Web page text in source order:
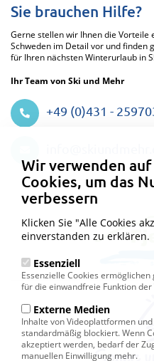
Sie brauchen Hilfe?
Gerne stellen wir Ihnen die Vorteile
Schweden im Detail vor und finden
für Ihren nächsten Winterurlaub in
Ihr Team von Ski und Mehr
+49 (0)431 -
Wir verwenden
Cookies, um das
verbessern
Klicken Sie "Alle Cookies
einverstanden zu erklären.
Essenziell
Essenzielle Cookies
für die einwandfreie Funktion
Externe Medien
Inhalte von Videoplattformen
standardmäßig blockiert. Wenn
akzeptiert werden, bedarf der
manuellen Einwilligung mehr.